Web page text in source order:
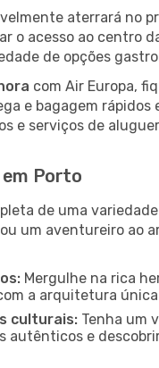
aterrará no
o acesso ao centro
de opções
com Air Europa,
e bagagem
e serviços de
Porto
de uma
um aventureiro ao
Mergulhe na rica
a arquitetura
culturais: Tenha um
autênticos e